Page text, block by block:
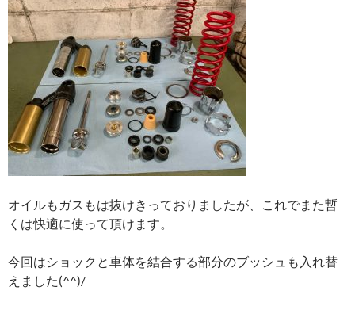
オイルもガスもは抜けきっておりましたが、これでまた暫
くは快適に使って頂けます。
今回はショックと車体を結合する部分のブッシュも入れ替
えました(^^)/